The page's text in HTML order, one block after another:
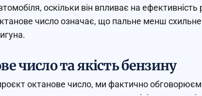
оскільки він впливає на ефективність
число означає, що пальне менш
число та якість бензину
октанове число, ми фактично